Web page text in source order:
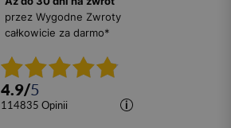
przez Wygodne Zwroty
całkowicie za darmo*
4.9/5
114835 opinii